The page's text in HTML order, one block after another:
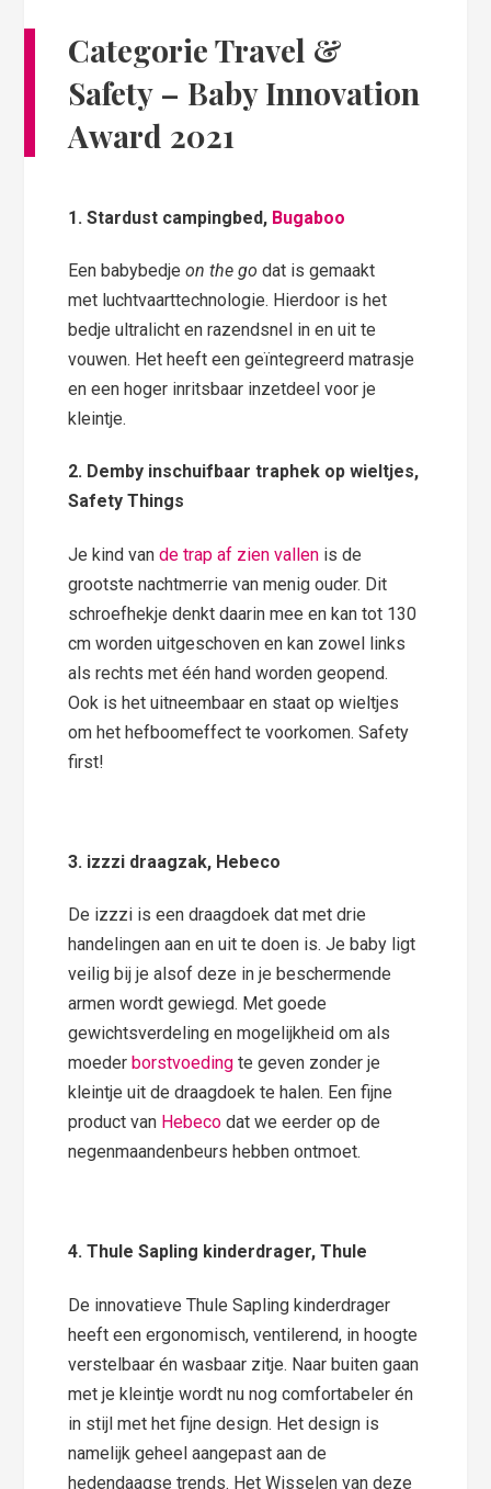
Categorie Travel &
Safety– Baby Innovation
Award 2021
1. Stardust campingbed, Bugaboo
Een babybedjeon the go dat is gemaakt
met luchtvaarttechnologie. Hierdoor is het
bedje ultralicht en razendsnel in en uit te
vouwen. Het heeft een geïntegreerd matrasje
en een hoger inritsbaar inzetdeel voor je
kleintje.
2. Demby inschuifbaar traphek op wieltjes,
Safety Things
Je kind vande trap af zien vallen is de
grootste nachtmerrie van menig ouder. Dit
schroefhekje denkt daarin mee en kan tot 130
cm worden uitgeschoven en kan zowel links
als rechts met één hand worden geopend.
Ook is het uitneembaar en staat op wieltjes
om het hefboomeffect te voorkomen. Safety
first!
3. izzzi draagzak, Hebeco
De izzzi is een draagdoek dat met drie
handelingen aan en uit te doen is. Je baby ligt
veilig bij je alsof deze in je beschermende
armen wordt gewiegd. Met goede
gewichtsverdeling en mogelijkheid om als
moederborstvoedingte geven zonder je
kleintje uit de draagdoek te halen. Een fijne
product van Hebecodat we eerder op de
negenmaandenbeurs hebben ontmoet.
4. Thule Sapling kinderdrager, Thule
De innovatieve Thule Sapling kinderdrager
heeft een ergonomisch, ventilerend, in hoogte
verstelbaar én wasbaar zitje. Naar buiten gaan
met je kleintje wordt nu nog comfortabeler én
in stijl met het fijne design. Het design is
namelijk geheel aangepast aan de
hedendaagse trends. Het Wisselen van deze